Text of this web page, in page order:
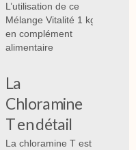
L’utilisation de ce
Mélange Vitalité 1 kg
en complément
alimentaire
La
Chloramine
T en détail
La chloramine T est